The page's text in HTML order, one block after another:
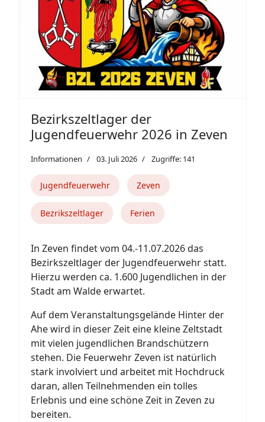
Bezirkszeltlager der
Jugendfeuerwehr 2026 in Zeven
Informationen 03. Juli 2026 Zugriffe: 141
Jugendfeuerwehr Zeven
Bezrikszeltlager Ferien
In Zeven findet vom 04.-11.07.2026 das
Bezirkszeltlager der Jugendfeuerwehr statt.
Hierzu werden ca. 1.600 Jugendlichen in der
Stadt am Walde erwartet.
Auf dem Veranstaltungsgelände Hinter der
Ahe wird in dieser Zeit eine kleine Zeltstadt
mit vielen jugendlichen Brandschützern
stehen. Die Feuerwehr Zeven ist natürlich
stark involviert und arbeitet mit Hochdruck
daran, allen Teilnehmenden ein tolles
Erlebnis und eine schöne Zeit in Zeven zu
bereiten.